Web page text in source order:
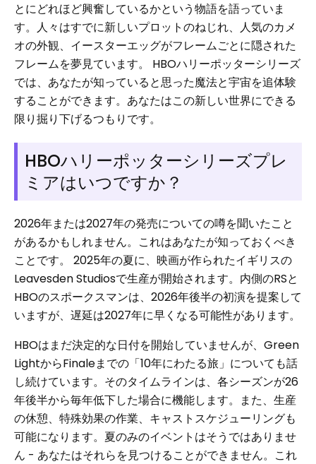
とにどれほど興奮しているかという物語を語っていま
す。人々はすでに新しいプロットのねじれ、人気のカメ
オの外観、イースターエッグがフレームごとに隠された
フレームを夢見ています。 HBOハリーポッターシリーズ
では、あなたが知っていると思った魔法と宇宙を追体験
することができます。あなたはこの新しい世界にできる
限り掘り下げるつもりです。
HBOハリーポッターシリーズプレ
ミアはいつですか？
2026年または2027年の発売についての噂を聞いたこと
があるかもしれません。これはあなたが知っておくべき
ことです。 2025年の夏に、映画が作られたイギリスの
Leavesden Studiosで生産が開始されます。内側のRSと
HBOのスポークスマンは、2026年後半の初演を提案して
いますが、遅延は2027年に早くなる可能性があります。
HBOはまだ決定的な日付を開始していませんが、Green
LightからFinaleまでの「10年にわたる旅」についても話
し続けています。そのタイムラインは、各シーズンが26
年後半から毎年低下した場合に機能します。また、生産
の休憩、特殊効果の作業、キャストスケジューリングも
可能になります。夏のみのイベントはそうではありませ
ん - あなたはそれらを見つけることができません。これ